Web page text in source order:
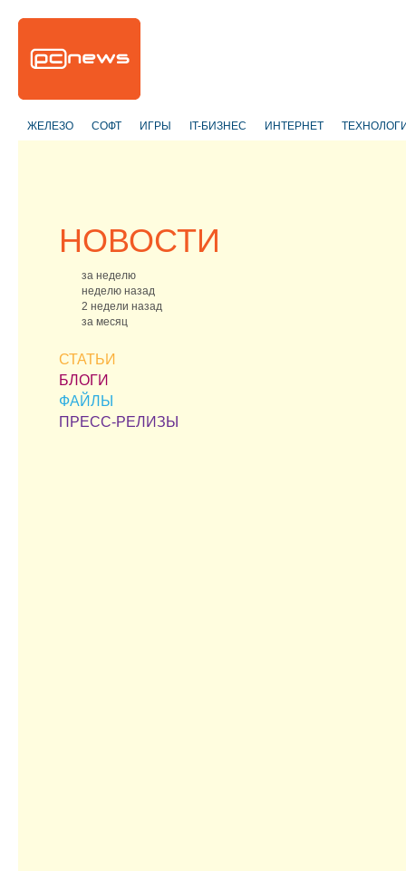
ЖЕЛЕЗО СОФТ ИГРЫ IT-БИЗНЕС ИНТЕРНЕТ
НОВОСТИ
за неделю
неделю назад
2 недели назад
за месяц
СТАТЬИ
БЛОГИ
ФАЙЛЫ
ПРЕСС-РЕЛИЗЫ